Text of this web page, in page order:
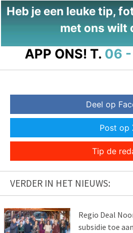
Heb je een leuke tip,
met ons wilt
APP ONS! T. 06 -
Deel op
Post op
Tip de
VERDER IN HET NIEUWS:
Regio Deal
subsidie toe